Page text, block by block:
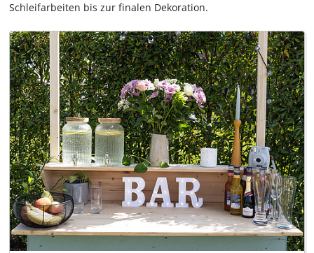
Schleifarbeiten bis zur finalen Dekoration.